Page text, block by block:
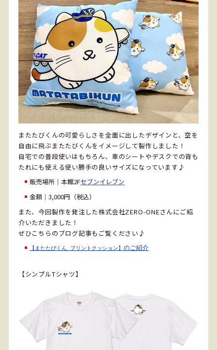
またたびくんの可愛らしさを全面に出したデザインと、空を
自由に飛ぶまたたびくんをイメージして製作しました！
自宅での普段使いはもちろん、車のシートやデスクでの背も
たれにも使える使い勝手の良いサイズになっています♪
販売場所｜本館2Fセブンイレブン
金額｜3,000円（税込）
また、今回製作を発注した株式会社ZERO-ONEさんにご紹
介いただきました！
ぜひこちらのブログ記事もご覧ください♪
【またたびくん プリントクッション】 のご紹介
【シンプルTシャツ】